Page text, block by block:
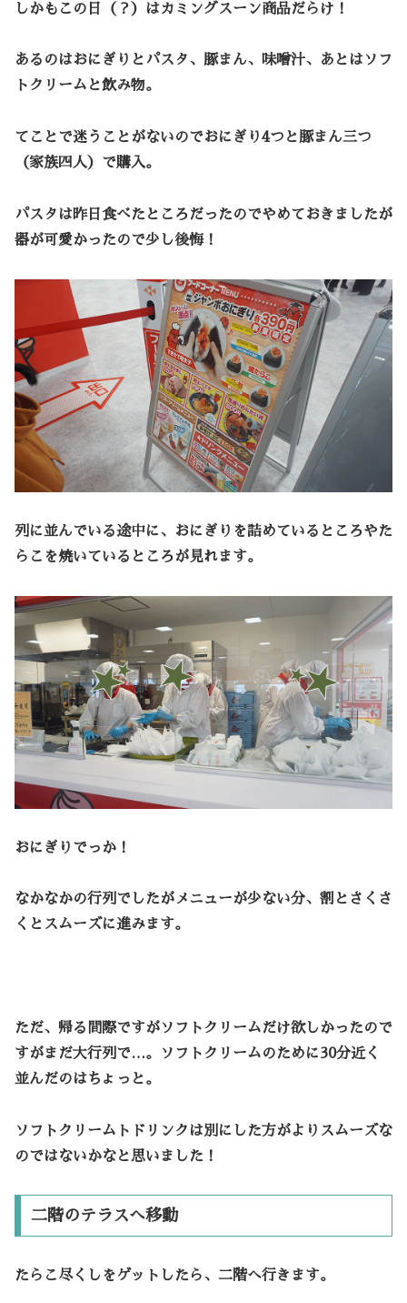
しかもこの日（？）はカミングスーン商品だらけ！
あるのはおにぎりとパスタ、豚まん、味噌汁、あとはソフ
トクリームと飲み物。
てことで迷うことがないのでおにぎり4つと豚まん三つ
（家族四人）で購入。
パスタは昨日食べたところだったのでやめておきましたが
器が可愛かったので少し後悔！
列に並んでいる途中に、おにぎりを詰めているところやた
らこを焼いているところが見れます。
おにぎりでっか！
なかなかの行列でしたがメニューが少ない分、割とさくさ
くとスムーズに進みます。
ただ、帰る間際ですがソフトクリームだけ欲しかったので
すがまだ大行列で…。ソフトクリームのために30分近く
並んだのはちょっと。
ソフトクリームトドリンクは別にした方がよりスムーズな
のではないかなと思いました！
二階のテラスへ移動
たらこ尽くしをゲットしたら、二階へ行きます。